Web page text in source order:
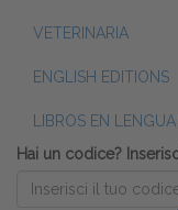
VETERINARIA
ENGLISH EDITIONS
LIBROS EN
Hai un codice?